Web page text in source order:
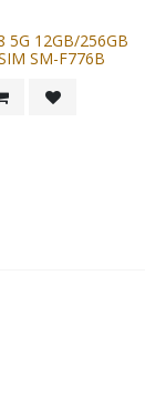
5G 12GB/256GB
SM-F776B